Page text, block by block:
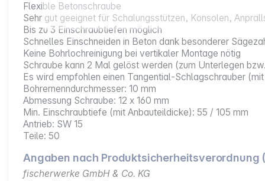
Flexible Betonschraube
Sehr gut geeignet für Schalungsstützen, Konsolen,
Bis zu 3 Einschraubtiefen möglich
Schnelles Einschneiden in Beton dank besonderer
Keine Bohrlochreinigung bei vertikaler Montage nötig
Schraube kann 2 Mal gelöst werden (zum Unterlegen
Es wird empfohlen einen Tangential-Schlagschrauber
Bohrernenndurchmesser: 10 mm
Abmessung Schraube: 12 x 160 mm
Min. Einschraubtiefe (mit Anbauteildicke): 55 / 105 mm
Antrieb: SW 15
Teile: 50
Angaben nach Produktsicherheitsverordnung
fischerwerke GmbH & Co. KG